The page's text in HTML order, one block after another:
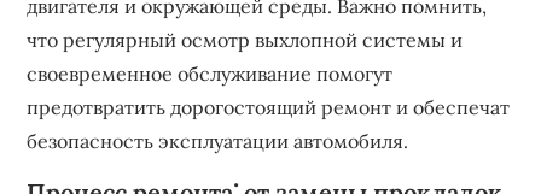
двигателя и окружающей среды. Важно помнить,
что регулярный осмотр выхлопной системы и
своевременное обслуживание помогут
предотвратить дорогостоящий ремонт и обеспечат
безопасность эксплуатации автомобиля.